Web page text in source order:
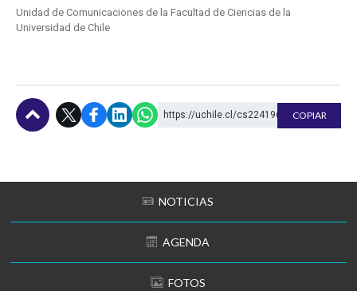
Unidad de Comunicaciones de la Facultad de Ciencias de la
Universidad de Chile
https://uchile.cl/cs224196 COPIAR
NOTICIAS
AGENDA
FOTOS